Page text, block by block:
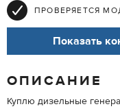
ПРОВЕРЯЕТСЯ
Показать
ОПИСАНИЕ
Куплю дизельные